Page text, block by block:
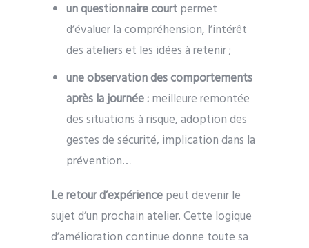
un questionnaire courtpermet
d’évaluer la compréhension, l’intérêt
des ateliers et les idées à retenir ;
une observation des comportements
après la journée :meilleure remontée
des situations à risque, adoption des
gestes de sécurité, implication dans la
prévention…
Le retour d’expériencepeut devenir le
sujet d’un prochain atelier. Cette logique
d’amélioration continue donne toute sa